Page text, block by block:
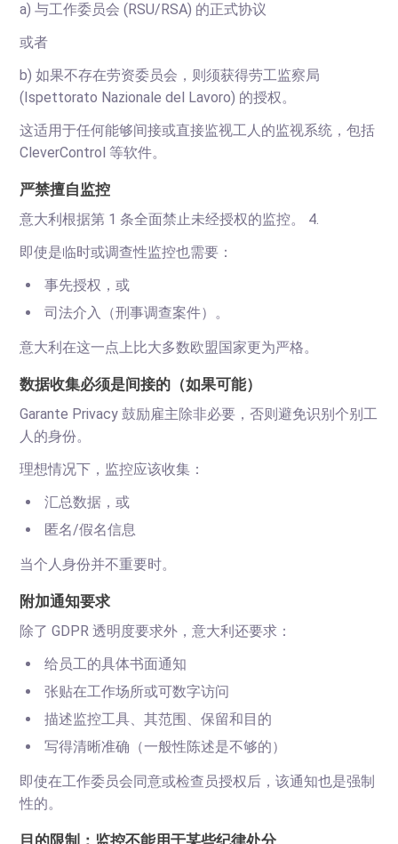
a) 与工作委员会 (RSU/RSA) 的正式协议
或者
b) 如果不存在劳资委员会，则须获得劳工监察局
(Ispettorato Nazionale del Lavoro) 的授权。
这适用于任何能够间接或直接监视工人的监视系统，包括
CleverControl 等软件。
严禁擅自监控
意大利根据第 1 条全面禁止未经授权的监控。 4.
即使是临时或调查性监控也需要：
事先授权，或
司法介入（刑事调查案件）。
意大利在这一点上比大多数欧盟国家更为严格。
数据收集必须是间接的（如果可能）
Garante Privacy 鼓励雇主除非必要，否则避免识别个别工
人的身份。
理想情况下，监控应该收集：
汇总数据，或
匿名/假名信息
当个人身份并不重要时。
附加通知要求
除了 GDPR 透明度要求外，意大利还要求：
给员工的具体书面通知
张贴在工作场所或可数字访问
描述监控工具、其范围、保留和目的
写得清晰准确（一般性陈述是不够的）
即使在工作委员会同意或检查员授权后，该通知也是强制
性的。
目的限制：监控不能用于某些纪律处分